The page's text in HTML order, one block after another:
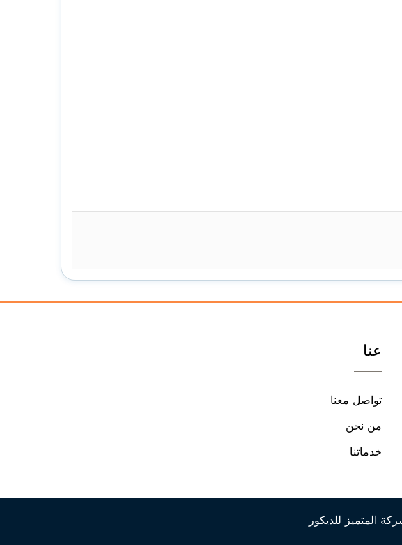
عنا
تواصل معنا
من نحن
خدماتنا